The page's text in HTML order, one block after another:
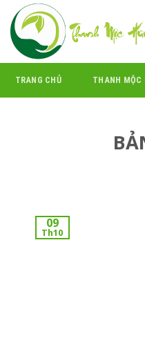
TRANG CHỦ THANH MỘC
09
Th10